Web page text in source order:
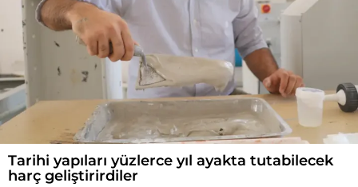
Tarihi yapıları yüzlerce yıl ayakta tutabilecek
harç geliştirirdiler